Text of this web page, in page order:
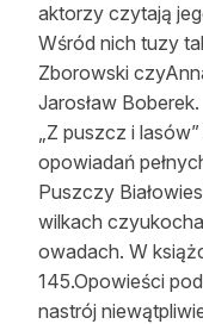
Reklama
Zostań
Archiwum
Kontakt
aktorzy czytają
Wśród nich tuzy
Zborowski
Jarosław Boberek.
„Z puszcz i
opowiadań
Puszczy
wilkach
owadach. W
145.Opowieści
nastrój